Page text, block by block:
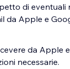
di eventuali
da Apple e
da Apple
necessarie.